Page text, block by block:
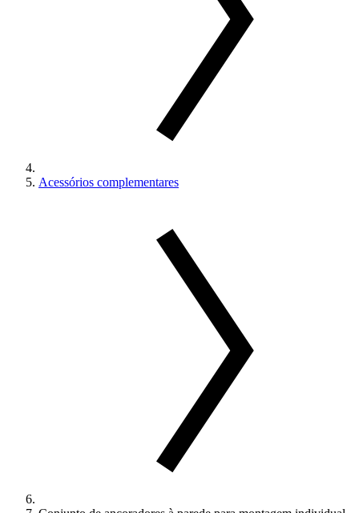
Acessórios complementares